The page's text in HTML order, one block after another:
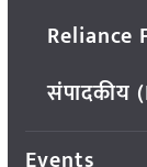
Reliance
संपादकीय